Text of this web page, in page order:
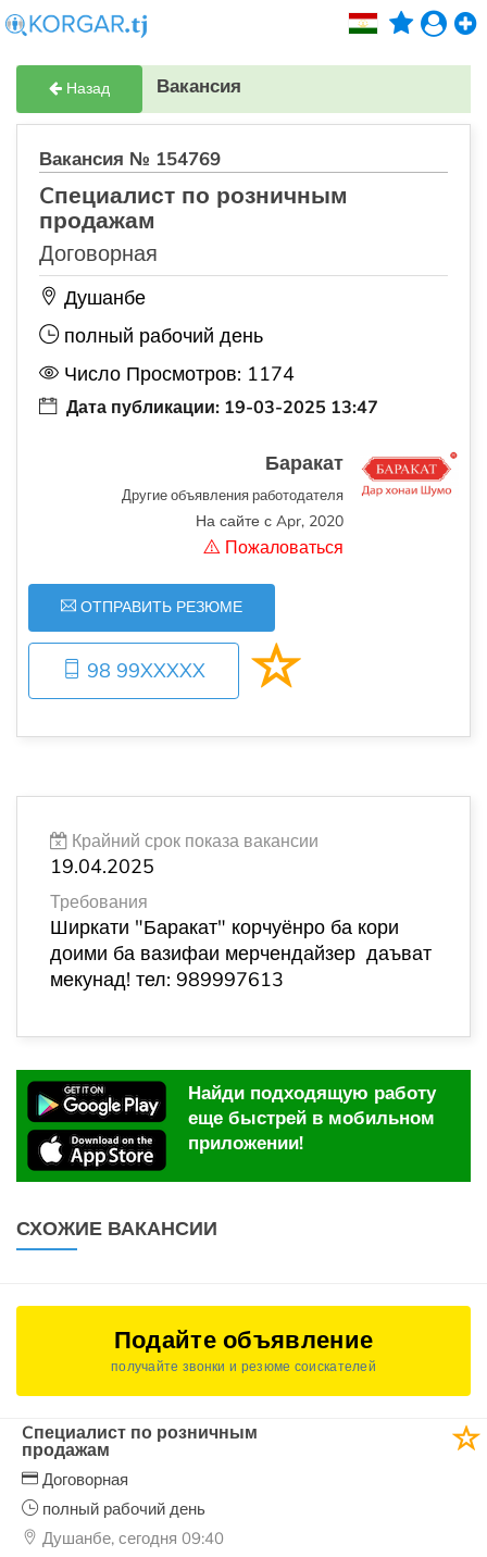
Назад Вакансия
Вакансия № 154769
Cпециалист по розничным
продажам
Договорная
Душанбе
полный рабочий день
Число Просмотров: 1174
Дата публикации: 19-03-2025 13:47
Баракат
Другие объявления работодателя
На сайте с Apr, 2020
Пожаловаться
ОТПРАВИТЬ РЕЗЮМЕ
98 99XXXXX
Крайний срок показа вакансии
19.04.2025
Требования
Ширкати "Баракат" корчуёнро ба кори
доими ба вазифаи мерчендайзер даъват
мекунад! тел: 989997613
Найди подходящую работу
еще быстрей в мобильном
приложении!
СХОЖИЕ ВАКАНСИИ
Подайте объявление
получайте звонки и резюме соискателей
Cпециалист по розничным
продажам
Договорная
полный рабочий день
Душанбе, сегодня 09:40